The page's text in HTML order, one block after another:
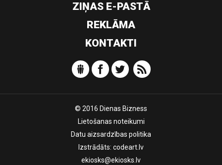
ZIŅAS E-PASTĀ
REKLĀMA
KONTAKTI
© 2016 Dienas Bizness
Lietošanas noteikumi
Datu aizsardzības politika
Izstrādāts: codeart.lv
ekiosks@ekiosks.lv